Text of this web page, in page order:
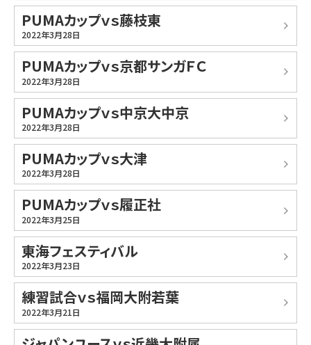
PUMAカップｖｓ藤枝東
2022年3月28日
PUMAカップｖｓ京都サンガＦＣ
2022年3月28日
PUMAカップｖｓ中京大中京
2022年3月28日
PUMAカップｖｓ大津
2022年3月28日
PUMAカップｖｓ履正社
2022年3月25日
東海フェスティバル
2022年3月23日
練習試合ｖｓ福岡大附若葉
2022年3月21日